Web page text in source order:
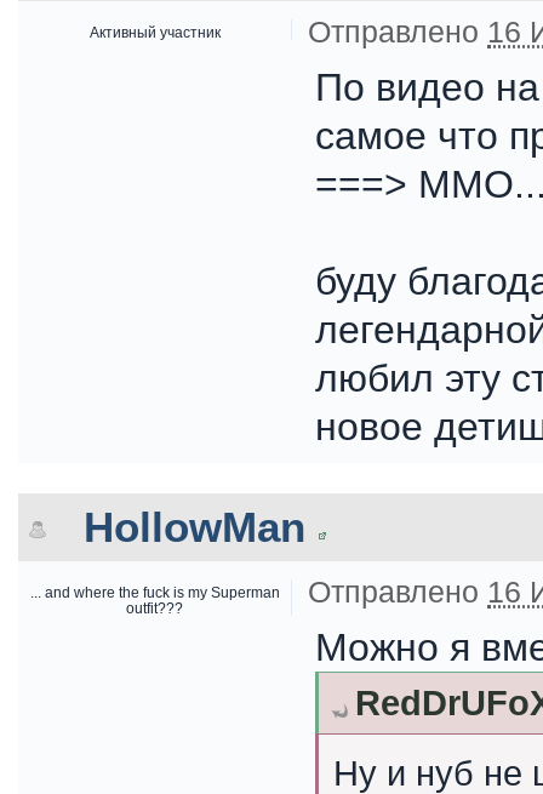
Активный участник Отправлено 16
По видео
самое что
===>
буду
любил эту
новое
HollowMan
... and where the fuck is my Superman
outfit???
Отправлено 16
Можно я
Ну и нуб не